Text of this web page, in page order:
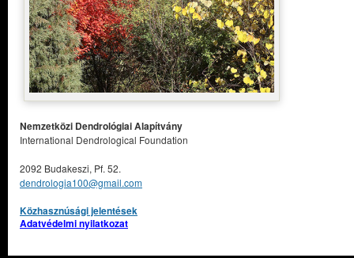
Nemzetközi Dendrológiai Alapítvány
International Dendrological Foundation
2092 Budakeszi, Pf. 52.
dendrologia100@gmail.com
Közhasznúsági jelentések
Adatvédelmi nyilatkozat